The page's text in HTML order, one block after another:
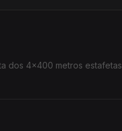
dos 4x400 metros estafetas